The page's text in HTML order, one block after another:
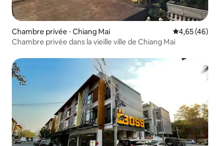
Chambre privée ⋅ Chiang Mai Évaluation
4,65 (46)
Chambre privée dans la vieille ville de Chiang Mai